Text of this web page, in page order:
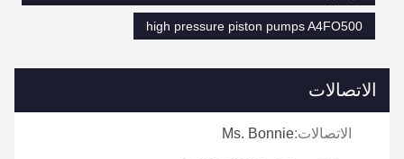
high pressure piston pumps A4FO500
الاتصالات
الاتصالات:Ms. Bonnie